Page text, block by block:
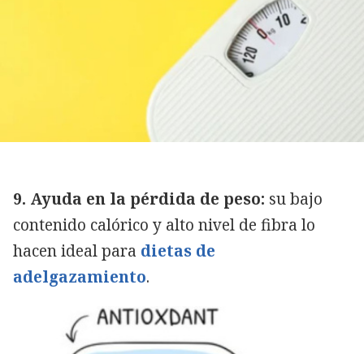
9. Ayuda en la pérdida de peso: su bajo
contenido calórico y alto nivel de fibra lo
hacen ideal para dietas de
adelgazamiento.